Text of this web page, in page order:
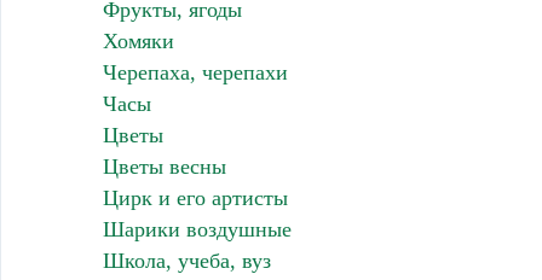
Фрукты, ягоды
Хомяки
Черепаха, черепахи
Часы
Цветы
Цветы весны
Цирк и его артисты
Шарики воздушные
Школа, учеба, вуз